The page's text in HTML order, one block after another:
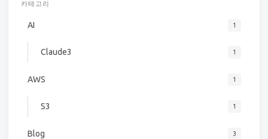
카테고리
AI 1
Claude3 1
AWS 1
S3 1
Blog 3